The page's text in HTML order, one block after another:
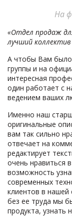
На
«Отдел продаж
лучший
А чтобы Вам было
группы и на
интересная
один работает с
ведением ваших
Именно наш
оригинальные
вам так сильно
отвечает на
редактирует
очень нравиться
возможность
современных
клиентов в нашей
без ее труда мы
продукта, узнать